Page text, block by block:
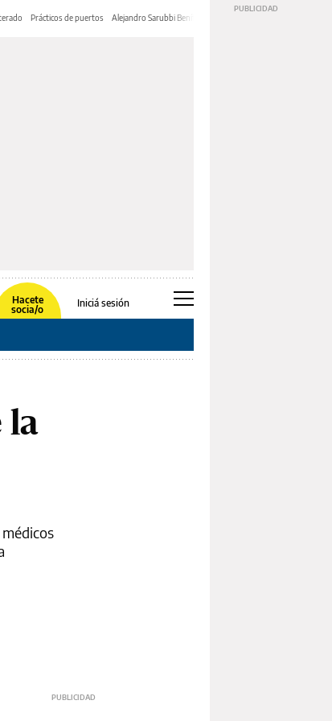
Prácticos de puertos Alejandro Sarubbi Benítez
Hacete
socia/o
Iniciá sesión
la